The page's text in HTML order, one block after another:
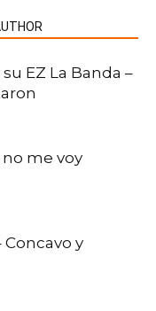
EZ La Banda –
me voy
Concavo y